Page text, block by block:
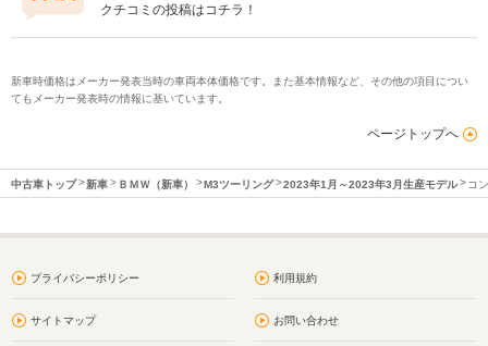
クチコミの投稿はコチラ！
新車時価格はメーカー発表当時の車両本体価格です。また基本情報など、その他の項目につい
てもメーカー発表時の情報に基いています。
ページトップへ
中古車トップ 新車 ＢＭＷ（新車） M3ツーリング 2023年1月～2023年3月生産モデル コ
プライバシーポリシー 利用規約
サイトマップ お問い合わせ